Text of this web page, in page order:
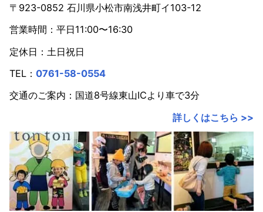
2022年
2021年
2020年
2019年
2018年
2016年
2015年
2014年
〒923-0852 石川県小松市南浅井町イ103-12
営業時間：平日11:00〜16:30
定休日：土日祝日
TEL： 0761-58-0554
交通のご案内：国道8号線東山ICより車で3分
詳しくはこちら >>